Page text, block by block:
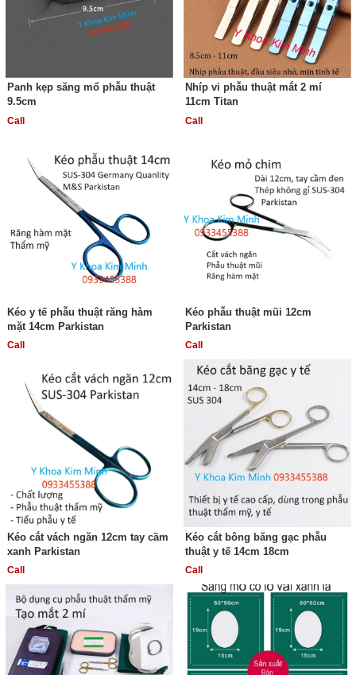
Panh kẹp săng mổ phẫu thuật
9.5cm
Call
Nhíp vi phẫu thuật mắt 2 mí
11cm Titan
Call
Kéo y tế phẫu thuật răng hàm
mặt 14cm Parkistan
Call
Kéo phẫu thuật mũi 12cm
Parkistan
Call
Kéo cắt vách ngăn 12cm tay cầm
xanh Parkistan
Call
Kéo cắt bông băng gạc phẫu
thuật y tế 14cm 18cm
Call